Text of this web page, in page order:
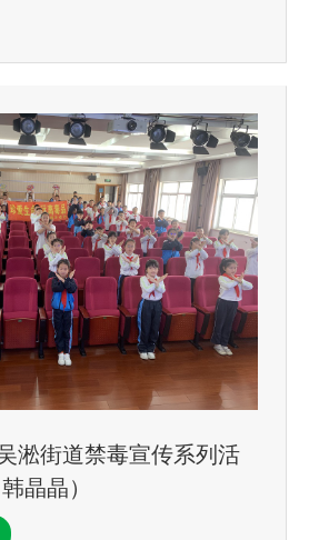
淞街道禁毒宣传系列活
晶晶）